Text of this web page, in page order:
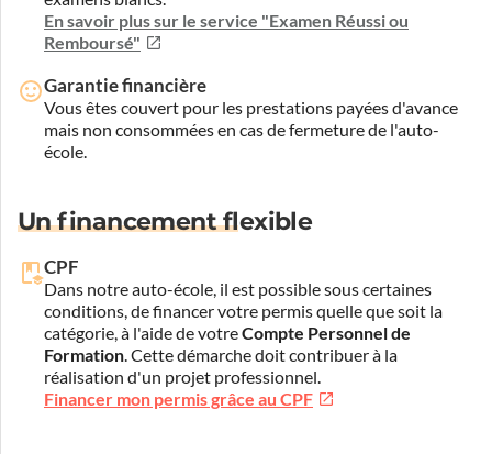
En savoir plus sur le service "Examen Réussi ou
Remboursé"
Garantie financière
Vous êtes couvert pour les prestations payées d'avance
mais non consommées en cas de fermeture de l'auto-
école.
Un financement flexible
CPF
Dans notre auto-école, il est possible sous certaines
conditions, de financer votre permis quelle que soit la
catégorie, à l'aide de votreCompte Personnel de
Formation. Cette démarche doit contribuer à la
réalisation d'un projet professionnel.
Financer mon permis grâce au CPF